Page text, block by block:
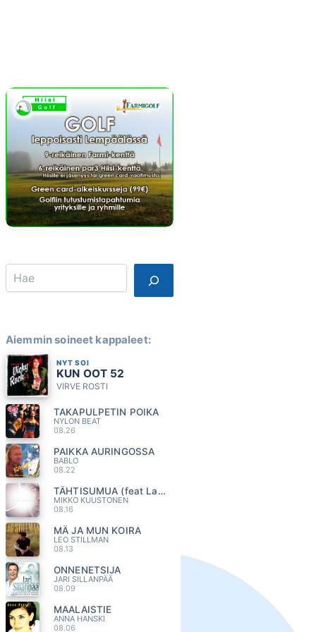
Search
Aiemmin soineet kappaleet:
NYT SOI
KUN OOT 52
VIRVE ROSTI
TAKAPULPETIN POIKA
NYLON BEAT
08.26
PAIKKA AURINGOSSA
BABLO
08.22
TÄHTISUMUA (feat Laura Närhi)
MIKKO KUUSTONEN
08.16
MÄ JA MUN KOIRA
LEO STILLMAN
08.13
ONNENETSIJA
JARI SILLANPÄÄ
08.09
MAALAISTIE
ANNA HANSKI
08.06